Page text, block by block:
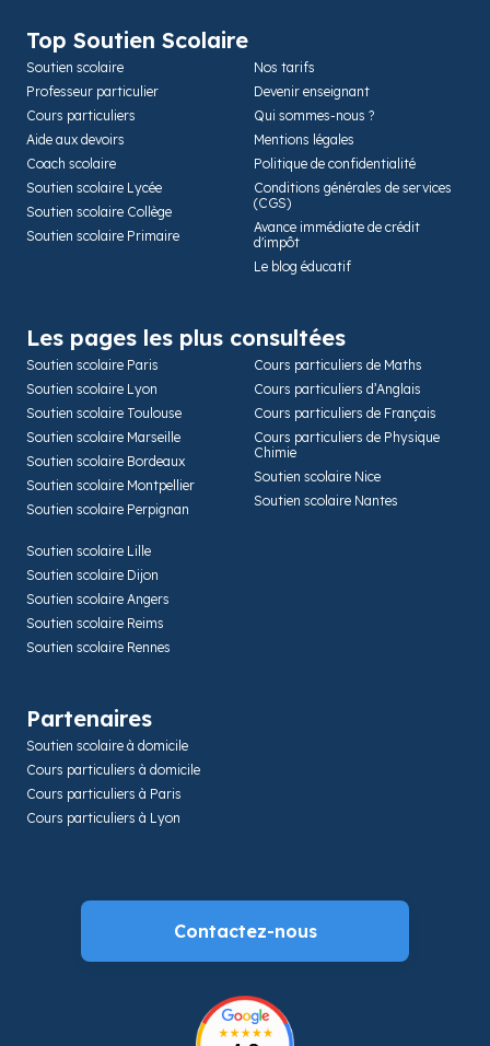
Top Soutien Scolaire
Soutien scolaire
Professeur particulier
Cours particuliers
Aide aux devoirs
Coach scolaire
Soutien scolaire Lycée
Soutien scolaire Collège
Soutien scolaire Primaire
Nos tarifs
Devenir enseignant
Qui sommes-nous ?
Mentions légales
Politique de confidentialité
Conditions générales de services
(CGS)
Avance immédiate de crédit
d'impôt
Le blog éducatif
Les pages les plus consultées
Soutien scolaire Paris
Soutien scolaire Lyon
Soutien scolaire Toulouse
Soutien scolaire Marseille
Soutien scolaire Bordeaux
Soutien scolaire Montpellier
Soutien scolaire Perpignan
Cours particuliers de Maths
Cours particuliers d’Anglais
Cours particuliers de Français
Cours particuliers de Physique
Chimie
Soutien scolaire Nice
Soutien scolaire Nantes
Soutien scolaire Lille
Soutien scolaire Dijon
Soutien scolaire Angers
Soutien scolaire Reims
Soutien scolaire Rennes
Partenaires
Soutien scolaire à domicile
Cours particuliers à domicile
Cours particuliers à Paris
Cours particuliers à Lyon
Contactez-nous